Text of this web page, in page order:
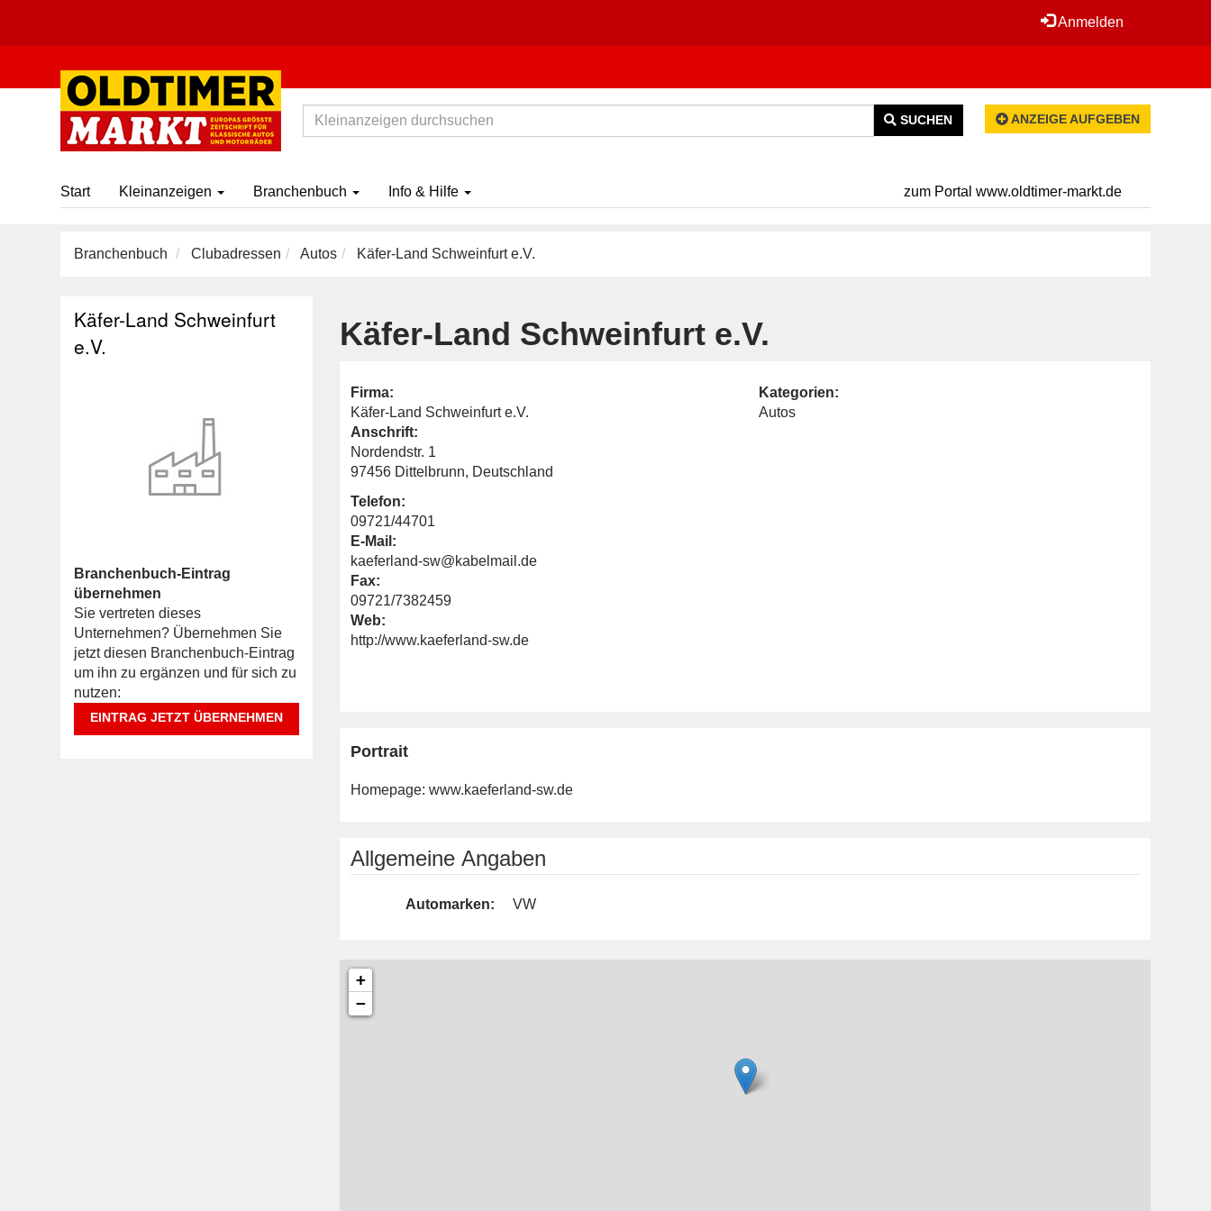
Anmelden
SUCHEN ANZEIGE AUFGEBEN
Start Kleinanzeigen Branchenbuch Info & Hilfe zum Portal www.oldtimer-markt.de
Branchenbuch Clubadressen Autos Käfer-Land Schweinfurt e.V.
Käfer-Land Schweinfurt e.V.
Firma:
Käfer-Land Schweinfurt e.V.
Anschrift:
Nordendstr. 1
97456 Dittelbrunn, Deutschland
Telefon:
09721/44701
E-Mail:
kaeferland-sw@kabelmail.de
Fax:
09721/7382459
Web:
http://www.kaeferland-sw.de
Kategorien:
Autos
Portrait
Homepage: www.kaeferland-sw.de
Allgemeine Angaben
Automarken: VW
+
−
Käfer-Land Schweinfurt
e.V.
Branchenbuch-Eintrag
übernehmen
Sie vertreten dieses
Unternehmen? Übernehmen Sie
jetzt diesen Branchenbuch-Eintrag
um ihn zu ergänzen und für sich zu
nutzen:
EINTRAG JETZT ÜBERNEHMEN